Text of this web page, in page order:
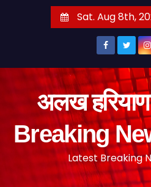
Sat. Aug 8th,
अलख
Breaking
Latest Breaking